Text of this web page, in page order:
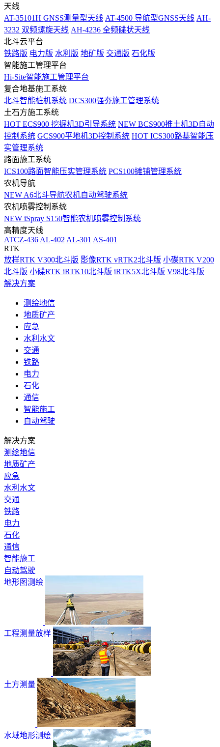
天线
AT-35101H GNSS测量型天线 AT-4500 导航型GNSS天线 AH-
3232 双频螺旋天线 AH-4236 全频碟状天线
北斗云平台
铁路版 电力版 水利版 地矿版 交通版 石化版
智能施工管理平台
Hi-Site智能施工管理平台
复合地基施工系统
北斗智能桩机系统 DCS300强夯施工管理系统
土石方施工系统
HOT ECS900 挖掘机3D引导系统 NEW BCS900推土机3D自动
控制系统 GCS900平地机3D控制系统 HOT ICS300路基智能压
实管理系统
路面施工系统
ICS100路面智能压实管理系统 PCS100摊铺管理系统
农机导航
NEW A6北斗导航农机自动驾驶系统
农机喷雾控制系统
NEW iSpray S150智能农机喷雾控制系统
高精度天线
ATCZ-436 AL-402 AL-301 AS-401
RTK
放样RTK V300北斗版 影像RTK vRTK2北斗版 小碟RTK V200
北斗版 小碟RTK iRTK10北斗版 iRTK5X北斗版 V98北斗版
解决方案
测绘地信
地质矿产
应急
水利水文
交通
铁路
电力
石化
通信
智能施工
自动驾驶
解决方案
测绘地信
地质矿产
应急
水利水文
交通
铁路
电力
石化
通信
智能施工
自动驾驶
地形图测绘
工程测量放样
土方测量
水域地形测绘